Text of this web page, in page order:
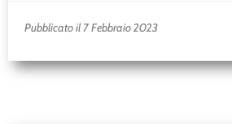
Pubblicato il 7 Febbraio 2023